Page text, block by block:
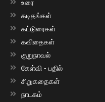
உரை
கடிதங்கள்
கட்டுரைகள்
கவிதைகள்
குறுநாவல்
கேள்வி - பதில்
சிறுகதைகள்
நாடகம்